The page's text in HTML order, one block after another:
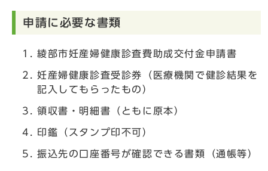
申請に必要な書類
綾部市妊産婦健康診査費助成交付金申請書
妊産婦健康診査受診券（医療機関で健診結果を
記入してもらったもの）
領収書・明細書（ともに原本）
印鑑（スタンプ印不可）
振込先の口座番号が確認できる書類（通帳等）